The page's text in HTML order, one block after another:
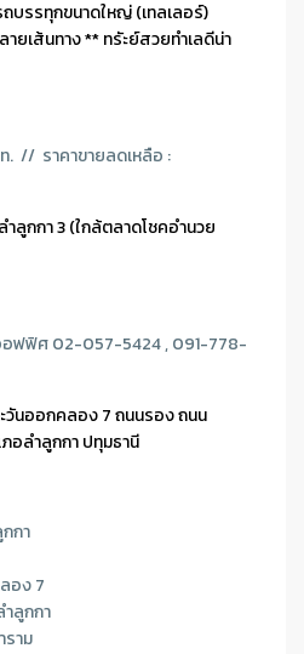
ถบรรทุกขนาดใหญ่ (เทลเลอร์)
ายเส้นทาง ** ทรัะย์สวยทำเลดีน่า
. // ราคาขายลดเหลือ :
ลูกกา 3 (ใกล้ตลาดโชคอำนวย
ฟฟิศ 02-057-5424 , 091-778-
วันออกคลอง 7 ถนนรอง ถนน
อลำลูกกา ปทุมธานี
กา
อง 7
ลูกกา
ราม